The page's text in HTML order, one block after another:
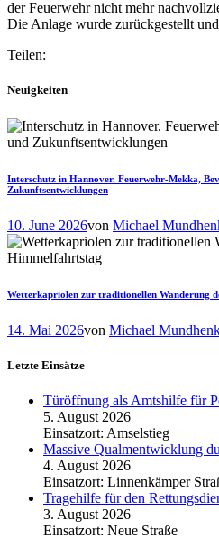
der Feuerwehr nicht mehr
Die Anlage wurde zurückgestellt
Teilen:
Neuigkeiten
Interschutz in Hannover. Feuerwehr-Mekka,
Zukunftsentwicklungen
10. June 2026von Michael
Wetterkapriolen zur traditionellen Wanderung
14. Mai 2026von Michael
Letzte Einsätze
Türöffnung als Amtshilfe für
5. August 2026
Einsatzort: Amselstieg
Massive Qualmentwicklung
4. August 2026
Einsatzort: Linnenkämper
Tragehilfe für den
3. August 2026
Einsatzort: Neue Straße